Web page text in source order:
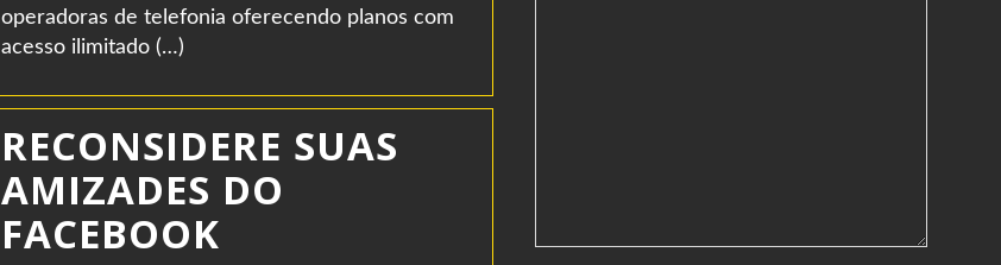
operadoras de telefonia oferecendo planos com
acesso ilimitado (…)
RECONSIDERE SUAS
AMIZADES DO
FACEBOOK